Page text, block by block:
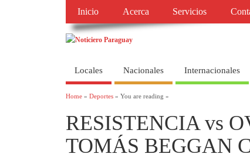
Inicio Acerca Servicios
Locales Nacionales Internacionales
Home » Deportes » You are reading »
RESISTENCIA vs
TOMÁS BEGGAN